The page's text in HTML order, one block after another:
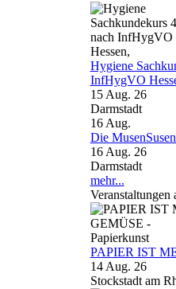
Hygiene
InfHygVO
15 Aug. 26
Darmstadt
16 Aug.
Die
16 Aug. 26
Darmstadt
mehr...
Veranstaltungen
PAPIER IST
14 Aug. 26
Stockstadt am